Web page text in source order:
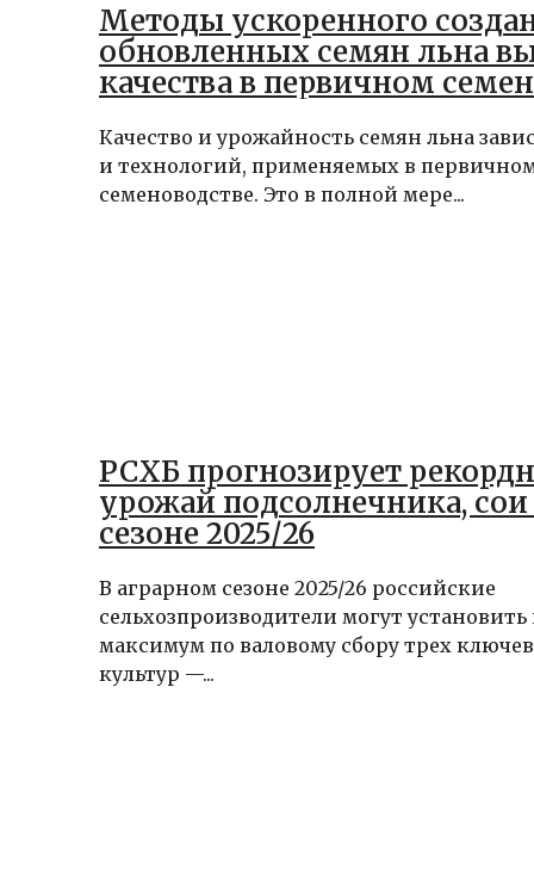
Методы ускоренного
обновленных семян льна
качества в первичном
Качество и урожайность семян льна
и технологий, применяемых в
семеноводстве. Это в полной мере...
РСХБ прогнозирует
урожай подсолнечника, сои
сезоне 2025/26
В аграрном сезоне 2025/26 российские
сельхозпроизводители могут
максимум по валовому сбору трех
культур —...